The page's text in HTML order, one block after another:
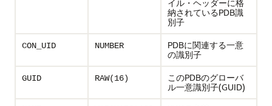
イル・ヘッダーに格
納されているPDB識
別子
CON_UID NUMBER
PDBに関連する一意
の識別子
GUID RAW(16)
このPDBのグローバ
ル一意識別子(GUID)